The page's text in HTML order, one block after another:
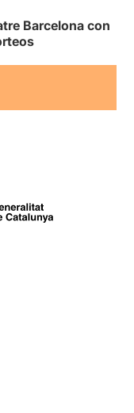
Barcelona con